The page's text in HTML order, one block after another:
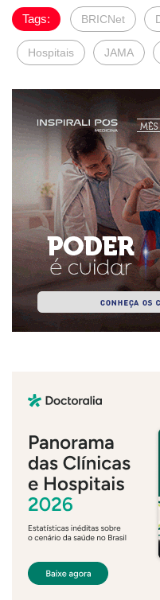
Tags: BRICNet
Hospitais JAMA